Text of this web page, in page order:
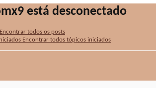
Encontrar todos os posts
Encontrar todos tópicos iniciados